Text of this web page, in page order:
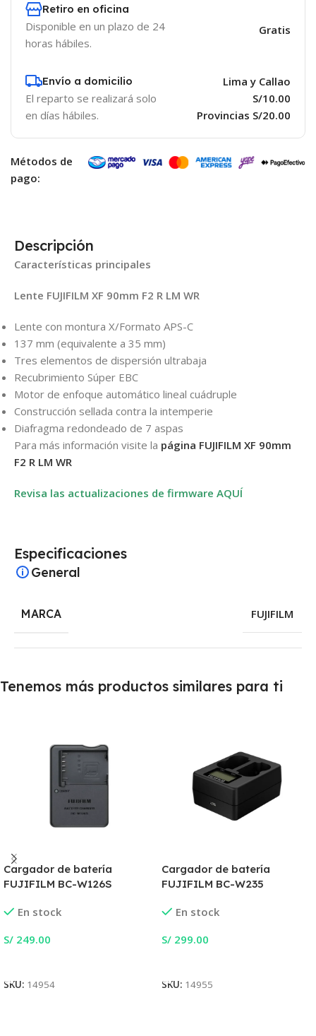
Retiro en oficina
Disponible en un plazo de 24
horas hábiles.
Gratis
Envío a domicilio
El reparto se realizará solo
en días hábiles.
Lima y Callao
S/10.00
Provincias S/20.00
Métodos de
pago:
Descripción
Características principales
Lente FUJIFILM XF 90mm F2 R LM WR
Lente con montura X/Formato APS-C
137 mm (equivalente a 35 mm)
Tres elementos de dispersión ultrabaja
Recubrimiento Súper EBC
Motor de enfoque automático lineal cuádruple
Construcción sellada contra la intemperie
Diafragma redondeado de 7 aspas
Para más información visite la página FUJIFILM XF 90mm
F2 R LM WR
Revisa las actualizaciones de firmware AQUÍ
Especificaciones
General
MARCA FUJIFILM
Tenemos más productos similares para ti
Cargador de batería
FUJIFILM BC-W126S
En stock
S/ 249.00
SKU: 14954
Cargador de batería
FUJIFILM BC-W235
En stock
S/ 299.00
SKU: 14955